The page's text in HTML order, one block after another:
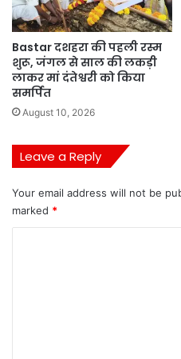
Bastar दशहरा की पहली रस्म
शुरू, जंगल से साल की लकड़ी
लाकर मां दंतेश्वरी को किया
समर्पित
August 10, 2026
Leave a Reply
Your email address will not be
marked *